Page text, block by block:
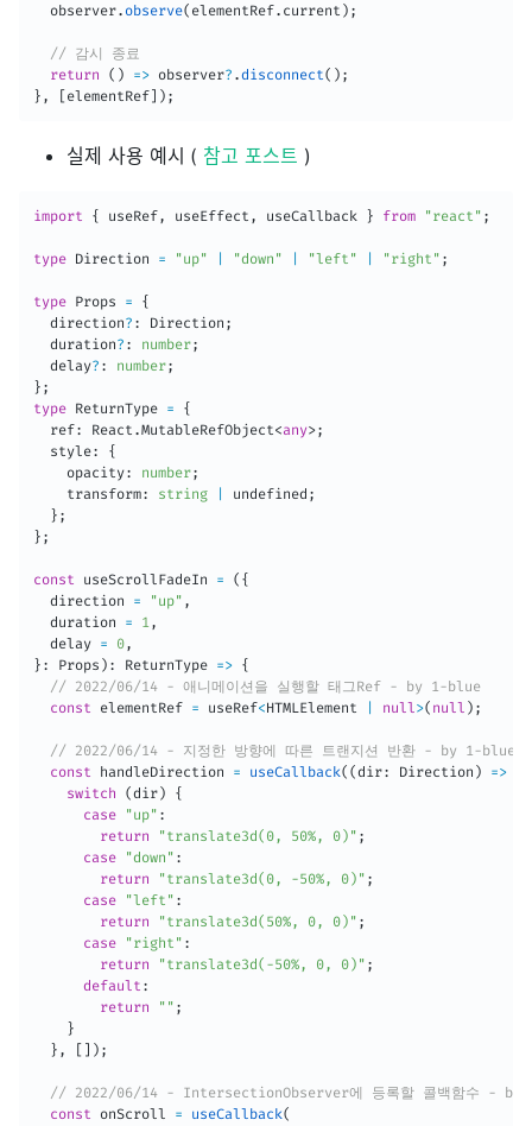
  observer
. observe( elementRef. current ) ;
// 감시 종료
return
( ) => observer? .disconnect( ) ;
} , elementRef ) ;
실제 사용 예시 ( 참고 포스트 )
import { useRef, useEffect , useCallback } from "react" ;
type Direction = "up" "down" "left" "right" ;
type Props =
{
  direction
? : Direction ;
  duration
? : number;
  delay
? : number;
} ;
type ReturnType =
{
  ref
: React .MutableRefObject<any>;
  style
:
{
    opacity
: number;
    transform
: string undefined ;
} ;
} ;
const useScrollFadeIn = ( {
  direction
= "up" ,
  duration
= 1,
  delay
= 0,
} : Props ) : ReturnType => {
// 2022/06/14 - 애니메이션을 실행할 태그Ref - by 1-blue
const elementRef = useRef<HTMLElement null>( null ) ;
// 2022/06/14 - 지정한 방향에 따른 트랜지션 반환 - by 1-blue
const handleDirection = useCallback( (dir: Direction ) =>
switch
(dir )
{
case
"up" :
return
"translate3d(0, 50%, 0)" ;
case
"down" :
return
"translate3d(0, -50%, 0)" ;
case
"left" :
return
"translate3d(50%, 0, 0)" ;
case
"right" :
return
"translate3d(-50%, 0, 0)" ;
default :
return
"" ;
}
} , ) ;
// 2022/06/14 - IntersectionObserver에 등록할 콜백함수 - by
const onScroll = useCallback(